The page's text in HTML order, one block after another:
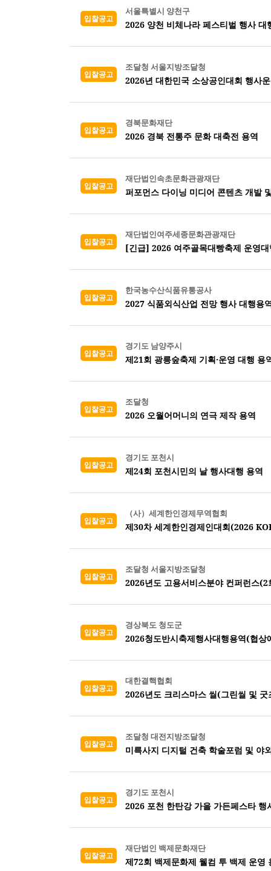
입찰공고
서울특별시 양천구
2026 양천 비체나라 페스티벌 행사 대
입찰공고
조달청 서울지방조달청
2026년 대한민국 소상공인대회 행사
입찰공고
경북문화재단
2026 경북 전통주 문화 대축전 용역
입찰공고
재단법인속초문화관광재단
퍼포먼스 다이닝 미디어 콘텐츠 개발
입찰공고
재단법인여주세종문화관광재단
[긴급] 2026 여주골목대빵축제 운영
입찰공고
한국농수산식품유통공사
2027 식품외식산업 전망 행사 대행용
입찰공고
경기도 남양주시
제21회 광릉숲축제 기획·운영 대행 용
입찰공고
조달청
2026 오월어머니의 연극 제작 용역
입찰공고
경기도 포천시
제24회 포천시민의 날 행사대행 용역
입찰공고
（사）세계한인경제무역협회
제30차 세계한인경제인대회(2026
입찰공고
조달청 서울지방조달청
2026년도 고용서비스분야 컨퍼런스
입찰공고
경상북도 청도군
2026청도반시축제행사대행용역(협상
입찰공고
대한결핵협회
2026년도 크리스마스 씰(그린씰 및
입찰공고
조달청 대전지방조달청
미륵사지 디지털 건축 학술포럼 및 야
입찰공고
경기도 포천시
2026 포천 한탄강 가을 가든페스타
입찰공고
재단법인 백제문화재단
제72회 백제문화제 웰컴 투 백제 운영